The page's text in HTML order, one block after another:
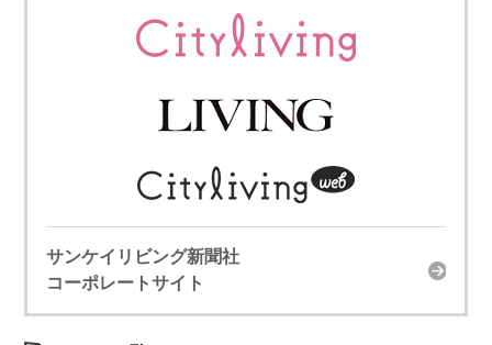
サンケイリビング新聞社
コーポレートサイト